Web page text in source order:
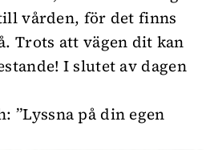
vården, för det finns
Trots att vägen dit kan
I slutet av dagen
”Lyssna på din egen